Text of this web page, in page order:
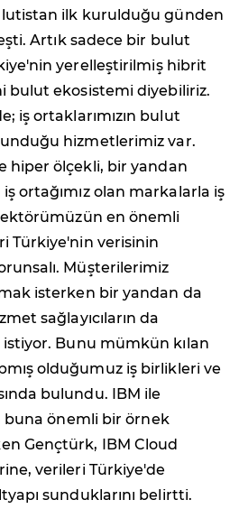
ilk kurulduğu günden
Artık sadece bir bulut
yerelleştirilmiş hibrit
bulut ekosistemi diyebiliriz.
iş ortaklarımızın bulut
hizmetlerimiz var.
hiper ölçekli, bir yandan
ortağımız olan markalarla iş
en önemli
Türkiye'nin verisinin
Müşterilerimiz
isterken bir yandan da
sağlayıcıların da
Bunu mümkün kılan
olduğumuz iş birlikleri ve
bulundu. IBM ile
buna önemli bir örnek
Gençtürk, IBM Cloud
verileri Türkiye'de
sunduklarını belirtti.